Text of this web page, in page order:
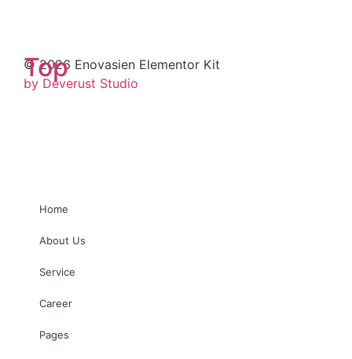
Top
© 2026 Enovasien Elementor Kit
by Deverust Studio
Home
About Us
Service
Career
Pages